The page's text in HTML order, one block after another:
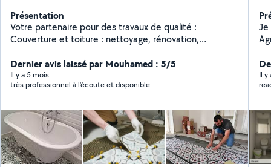
Présentation
Votre partenaire pour des travaux de qualité :
Couverture et toiture : nettoyage, rénovation,
vitrées, véranda. Démolition et évacuation (camion,
mini-pelle, marteau piqueur, nacelles, échafaudage).
Plomberie et sanitaire : installation de salles de bains,
travaux de fondations et de murs, dalle, chape,
rénovation façade, Carrelage/faience : pose et
rénovation. Plâtrerie : pose placo, bandes, faux
plafonds, finitions soignées, Peinture : services de
peinture intérieure et extérieure. Charpente et
Dernier avis laissé par Mouhamed : 5/5
Il y a 5 mois
très professionnel à l'écoute et disponible
Je
Il y